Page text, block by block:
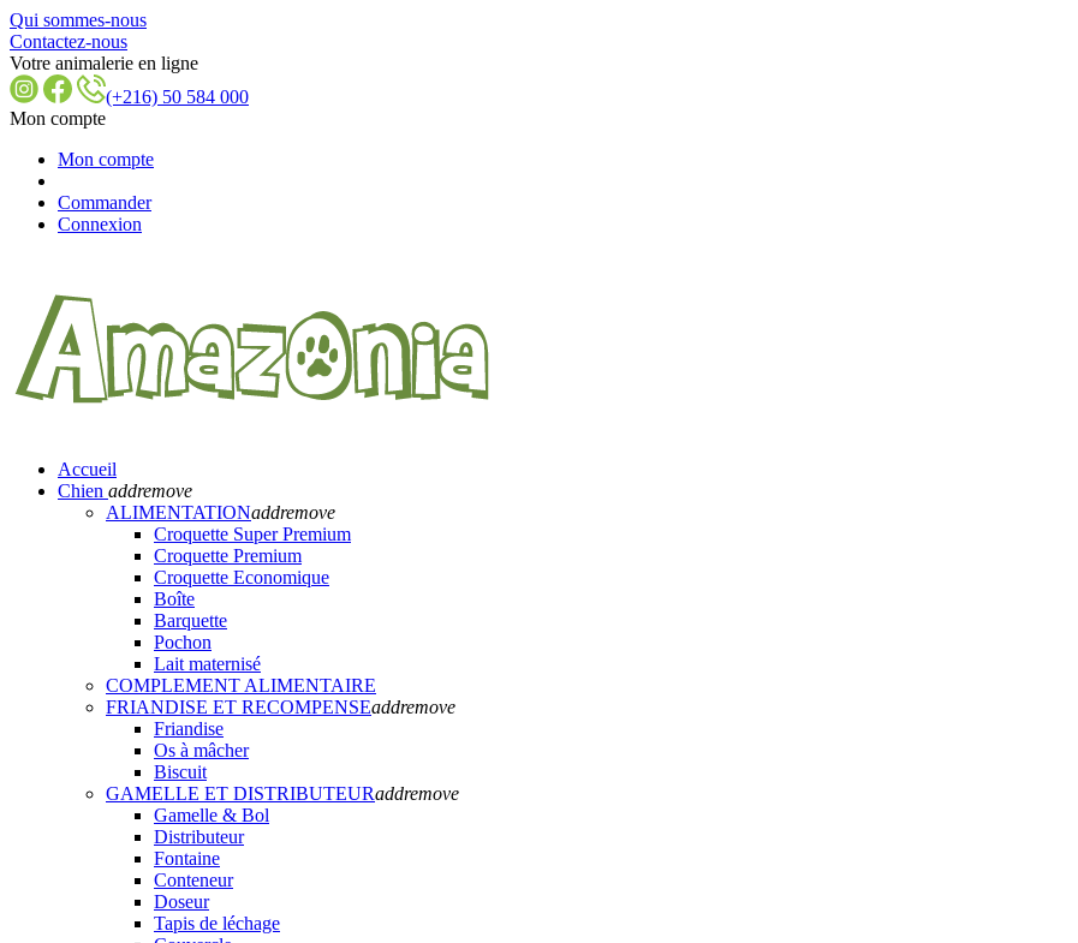
Qui sommes-nous
Contactez-nous
Votre animalerie en ligne
(+216) 50 584 000
Mon compte
Mon compte
Commander
Connexion
Accueil
Chien addremove
ALIMENTATIONaddremove
Croquette Super Premium
Croquette Premium
Croquette Economique
Boîte
Barquette
Pochon
Lait maternisé
COMPLEMENT ALIMENTAIRE
FRIANDISE ET RECOMPENSEaddremove
Friandise
Os à mâcher
Biscuit
GAMELLE ET DISTRIBUTEURaddremove
Gamelle & Bol
Distributeur
Fontaine
Conteneur
Doseur
Tapis de léchage